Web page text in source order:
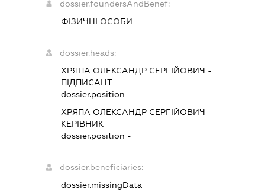
dossier.foundersAndBenef:
ФІЗИЧНІ ОСОБИ
dossier.heads:
ХРЯПА ОЛЕКСАНДР СЕРГІЙОВИЧ -
ПІДПИСАНТ
dossier.position -
ХРЯПА ОЛЕКСАНДР СЕРГІЙОВИЧ -
КЕРІВНИК
dossier.position -
dossier.beneficiaries:
dossier.missingData